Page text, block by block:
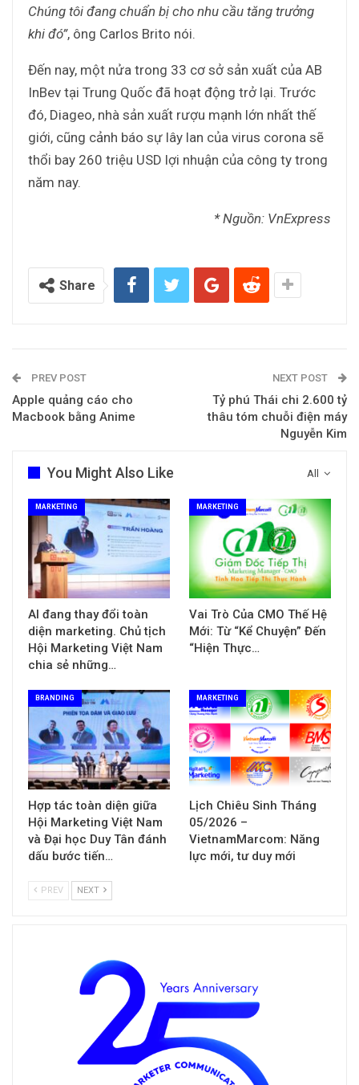
Chúng tôi đang chuẩn bị cho nhu cầu tăng trưởng
khi đó”, ông Carlos Brito nói.
Đến nay, một nửa trong 33 cơ sở sản xuất của AB
InBev tại Trung Quốc đã hoạt động trở lại. Trước
đó, Diageo, nhà sản xuất rượu mạnh lớn nhất thế
giới, cũng cảnh báo sự lây lan của virus corona sẽ
thổi bay 260 triệu USD lợi nhuận của công ty trong
năm nay.
* Nguồn: VnExpress
Share
PREV POST
Apple quảng cáo cho
Macbook bằng Anime
NEXT POST
Tỷ phú Thái chi 2.600 tỷ
thâu tóm chuỗi điện máy
Nguyễn Kim
All
You Might Also Like
MARKETING
AI đang thay đổi toàn
diện marketing. Chủ tịch
Hội Marketing Việt Nam
chia sẻ những…
MARKETING
Vai Trò Của CMO Thế Hệ
Mới: Từ “Kể Chuyện” Đến
“Hiện Thực…
BRANDING
Hợp tác toàn diện giữa
Hội Marketing Việt Nam
và Đại học Duy Tân đánh
dấu bước tiến…
MARKETING
Lịch Chiêu Sinh Tháng
05/2026 –
VietnamMarcom: Năng
lực mới, tư duy mới
PREV NEXT